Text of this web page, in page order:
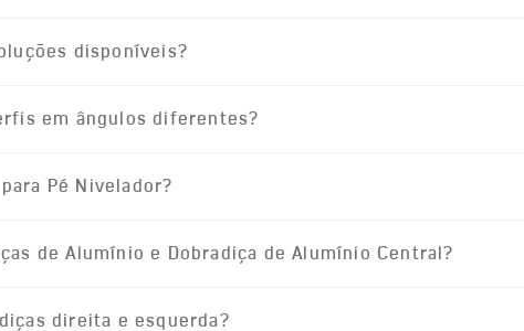
disponíveis?
em ângulos diferentes?
Pé Nivelador?
de Alumínio e Dobradiça de Alumínio Central?
direita e esquerda?